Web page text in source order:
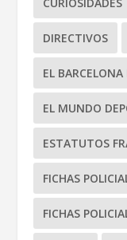
DIRECTIVOS
EL
EL MUNDO
ESTATUTOS
FICHAS
FICHAS